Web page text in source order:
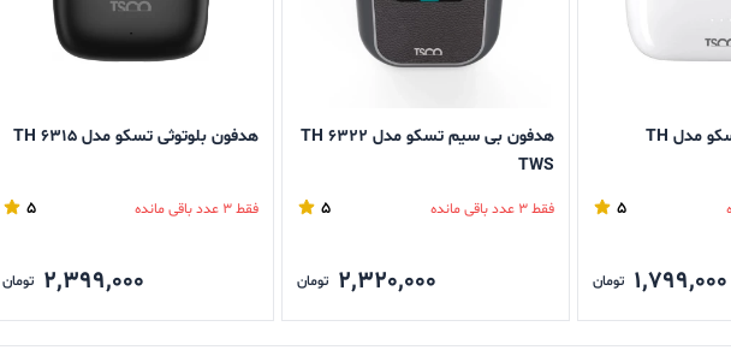
هدفون بلوتوثی تسکو مدل TH
5
1,799,000 تومان
هدفون بی سیم تسکو مدل TH 6322
TWS
فقط 3 عدد باقی مانده 5
2,320,000 تومان
هدفون بلوتوثی تسکو مدل TH 6315
فقط 3 عدد باقی مانده 5
2,399,000 تومان